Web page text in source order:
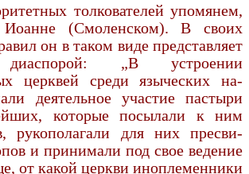
толкователей упо­мянем,
(Смоленском). В своих
он в таком виде представляет
диаспорой: „В устроении
церквей среди языческих на­
деятельное участие пастыри
которые посылали к ним
рукополагали для них пресви­
и принимали под свое ведение
от какой церкви инопле­менники